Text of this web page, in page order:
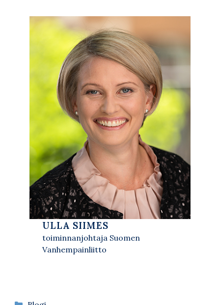
ULLA SIIMES
toiminnanjohtaja Suomen
Vanhempainliitto